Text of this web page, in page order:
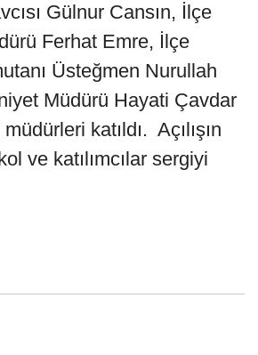
Gülnur Cansın, İlçe
Ferhat Emre, İlçe
Üsteğmen Nurullah
Müdürü Hayati Çavdar
katıldı. Açılışın
ve katılımcılar sergiyi